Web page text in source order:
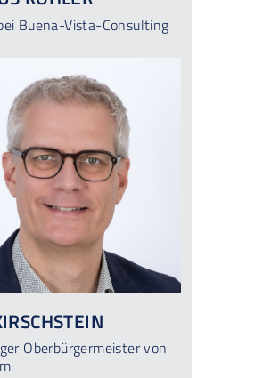
Buena-Vista-Consulting
Oberbürgermeister von